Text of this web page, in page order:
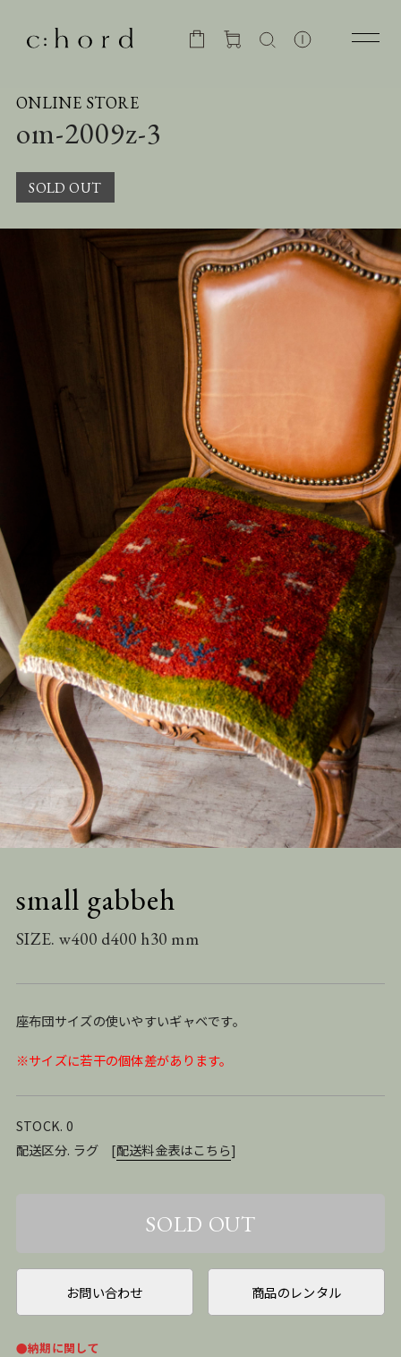
ONLINE STORE
om-2009z-3
small gabbeh
SIZE. w400 d400 h30 mm
座布団サイズの使いやすいギャベです。
※サイズに若干の個体差があります。
STOCK. 0
配送区分. ラグ [配送料金表はこちら]
お問い合わせ 商品のレンタル
●納期に関して